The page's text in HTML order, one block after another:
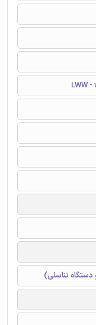
LWW
دستگاه تناسلی)